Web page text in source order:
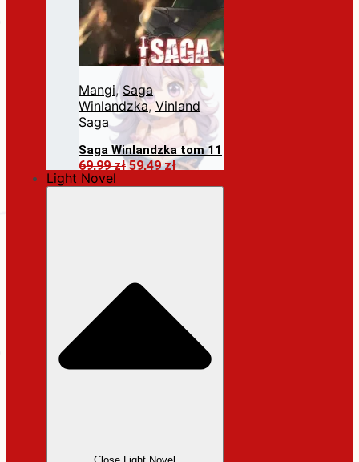
Mangi, Saga
Winlandzka, Vinland
Saga
Saga Winlandzka tom 11
69,99złPierwotna
59,49złAktualna
Dodaj do koszyka
Light Novel